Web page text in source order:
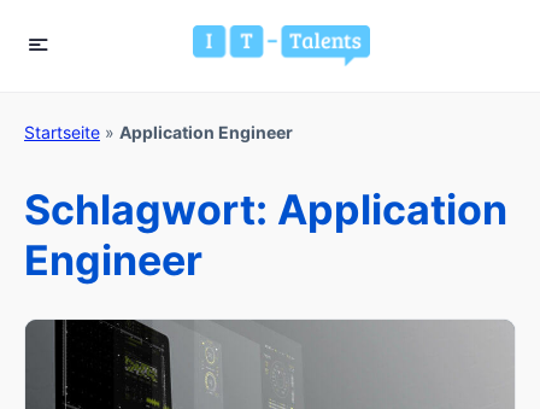
Startseite » Application Engineer
Schlagwort: Application
Engineer